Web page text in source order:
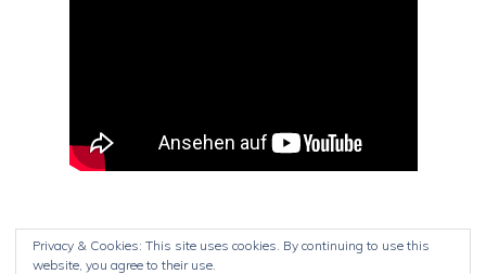
Privacy & Cookies: This site uses cookies. By continuing to use this
website, you agree to their use.